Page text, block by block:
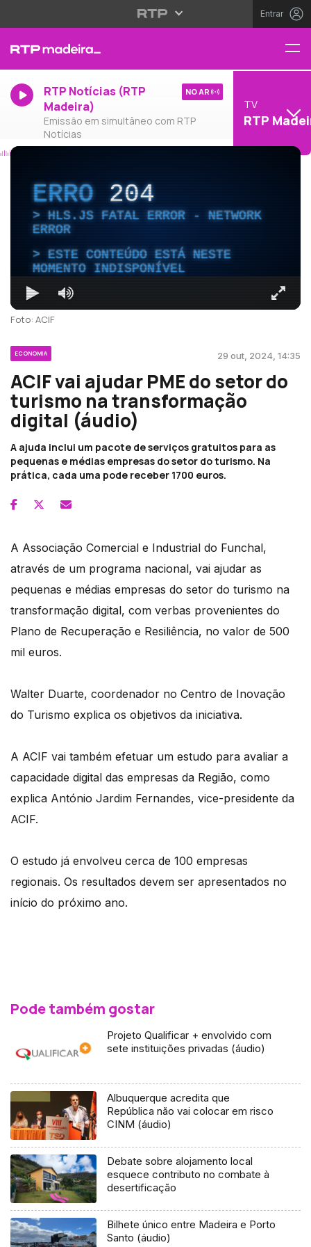
Entrar
RTP Notícias (RTP
Madeira)
Emissão em simultâneo com RTP
Notícias
NO AR
TV
RTP
ERRO204
HLS.JS FATAL ERROR - NETWORK
ERROR
ESTE CONTEÚDO ESTÁ NESTE
MOMENTO INDISPONÍVEL
Foto: ACIF
ECONOMIA 29 out, 2024, 14:35
ACIF vai ajudar PME do setor do
turismo na transformação
digital (áudio)
A ajuda inclui um pacote de serviços gratuitos para as
pequenas e médias empresas do setor do turismo. Na
prática, cada uma pode receber 1700 euros.
A Associação Comercial e Industrial do Funchal,
através de um programa nacional, vai ajudar as
pequenas e médias empresas do setor do turismo na
transformação digital, com verbas provenientes do
Plano de Recuperação e Resiliência, no valor de 500
mil euros.
Walter Duarte, coordenador no Centro de Inovação
do Turismo explica os objetivos da iniciativa.
A ACIF vai também efetuar um estudo para avaliar a
capacidade digital das empresas da Região, como
explica António Jardim Fernandes, vice-presidente da
ACIF.
O estudo já envolveu cerca de 100 empresas
regionais. Os resultados devem ser apresentados no
início do próximo ano.
Pode também gostar
Projeto Qualificar + envolvido com
sete instituições privadas (áudio)
Albuquerque acredita que
República não vai colocar em risco
CINM (áudio)
Debate sobre alojamento local
esquece contributo no combate à
desertificação
Bilhete único entre Madeira e Porto
Santo (áudio)